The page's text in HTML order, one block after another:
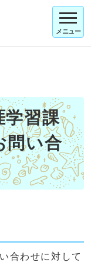
メニュー
学習課
問い合
合わせに対して